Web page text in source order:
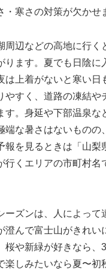
・寒さの対策が欠かせ
周辺などの高地に行く
ります。夏でも日陰に
は上着がないと寒い日
やすく、道路の凍結や
す。身延や下部温泉な
端な暑さはないものの
報を見るときは「山梨
行くエリアの市町村名
ーズンは、人によって
澄んで富士山がきれい
桜や新緑が好きなら、
楽しみたいなら夏〜初